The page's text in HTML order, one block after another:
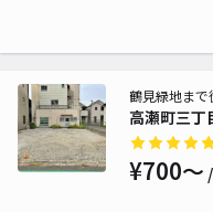
高瀬町三丁
鶴見緑地まで
¥700〜